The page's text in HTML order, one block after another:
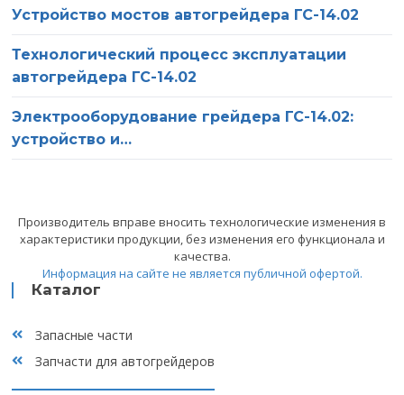
Сервис
Вакансии
Контакты
Ваше имя
это поле пустым.
Нажимая на кнопку «Отправить», вы соглашаетесь на
обработку персональных данных, а также с политикой
Каталог
Запасные части
Запчасти для автогрейдеров
Устройство мостов автогрейдера ГС-14.02
Технологический процесс эксплуатации
автогрейдера ГС-14.02
Электрооборудование грейдера ГС-14.02:
устройство и…
Производитель вправе вносить технологические изменения в
характеристики продукции, без изменения его функционала и
качества.
Информация на сайте не является публичной офертой.